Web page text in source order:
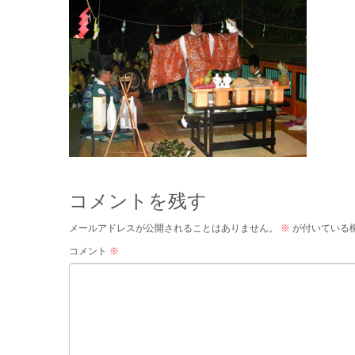
コメントを残す
メールアドレスが公開されることはありません。 ※ が付いている
コメント ※